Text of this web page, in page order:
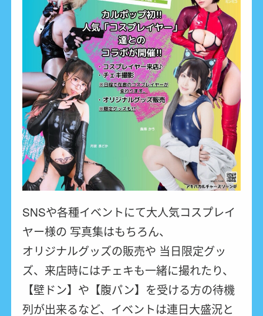
SNSや各種イベントにて大人気コスプレイ
ヤー様の 写真集はもちろん、
オリジナルグッズの販売や 当日限定グッ
ズ、来店時にはチェキも一緒に撮れたり、
【壁ドン】や【腹パン】を受ける方の待機
列が出来るなど、イベントは連日大盛況と